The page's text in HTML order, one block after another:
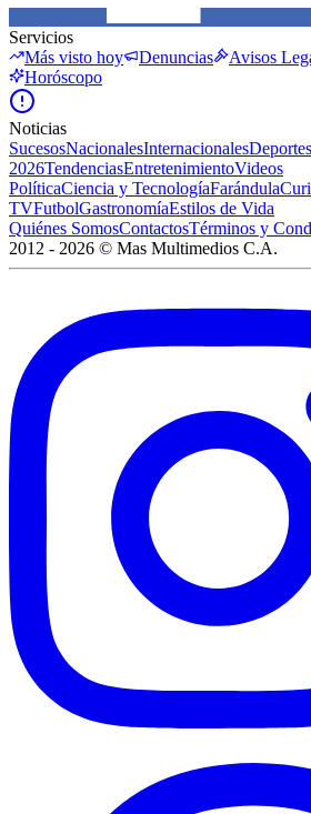
Servicios
Más visto hoy
Denuncias Avisos
Horóscopo
Noticias
SucesosNacionalesInternacionalesDeportes
2026TendenciasEntretenimientoVideos
PolíticaCiencia y TecnologíaFarándula
TVFutbolGastronomíaEstilos de Vida
Quiénes SomosContactosTérminos y
2012 - 2026 © Mas Multimedios C.A.